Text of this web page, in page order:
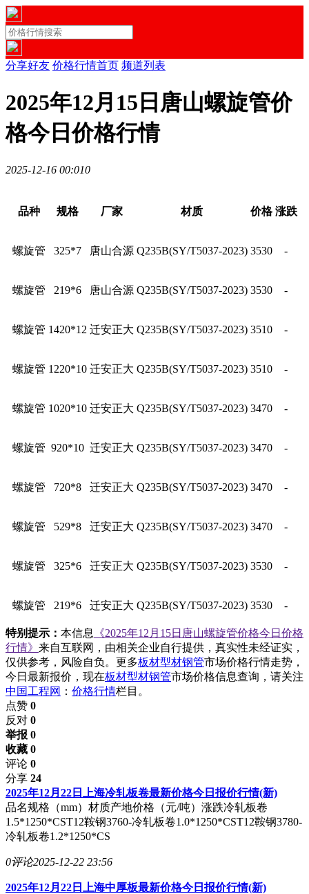
分享好友 价格行情首页 频道列表
2025年12月15日唐山螺旋管价
格今日价格行情
2025-12-16 00:010
品种 规格 厂家 材质 价格 涨跌
螺旋管 325*7 唐山合源 Q235B(SY/T5037-2023) 3530 -
螺旋管 219*6 唐山合源 Q235B(SY/T5037-2023) 3530 -
螺旋管 1420*12 迁安正大 Q235B(SY/T5037-2023) 3510 -
螺旋管 1220*10 迁安正大 Q235B(SY/T5037-2023) 3510 -
螺旋管 1020*10 迁安正大 Q235B(SY/T5037-2023) 3470 -
螺旋管 920*10 迁安正大 Q235B(SY/T5037-2023) 3470 -
螺旋管 720*8 迁安正大 Q235B(SY/T5037-2023) 3470 -
螺旋管 529*8 迁安正大 Q235B(SY/T5037-2023) 3470 -
螺旋管 325*6 迁安正大 Q235B(SY/T5037-2023) 3530 -
螺旋管 219*6 迁安正大 Q235B(SY/T5037-2023) 3530 -
特别提示： 本信息
《2025年12月15日唐山螺旋管价格今日价格
行情》 来自互联网，由相关企业自行提供，真实性未经证实，
仅供参考，风险自负。更多板材型材钢管市场价格行情走势，
今日最新报价，现在板材型材钢管市场价格信息查询，请关注
中国工程网 ： 价格行情栏目。
点赞 0
反对 0
举报 0
收藏 0
评论 0
分享 24
2025年12月22日上海冷轧板卷最新价格今日报价行情(新)
品名规格（mm）材质产地价格（元/吨）涨跌冷轧板卷
1.5*1250*CST12鞍钢3760-冷轧板卷1.0*1250*CST12鞍钢3780-
冷轧板卷1.2*1250*CS
0评论2025-12-22 23:56
2025年12月22日上海中厚板最新价格今日报价行情(新)